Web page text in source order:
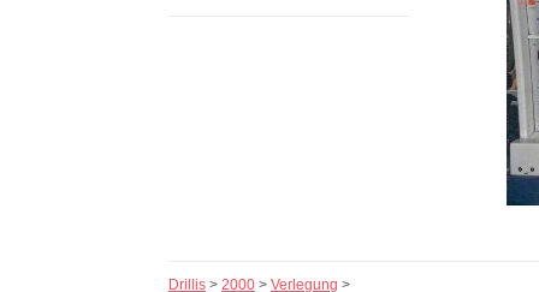
Drillis > 2000 > Verlegung >